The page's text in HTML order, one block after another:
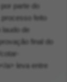
parte do
feito
de
final do
a> leva entre